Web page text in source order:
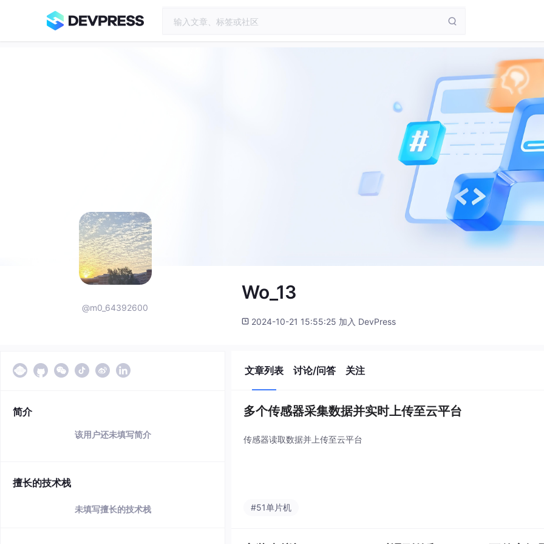
@m0_64392600
Wo_13
2024-10-21 15:55:25 加入 DevPress
简介
该用户还未填写简介
擅长的技术栈
未填写擅长的技术栈
文章列表 讨论/问答 关注
多个传感器采集数据并实时上传至云平台
传感器读取数据并上传至云平台
#51单片机